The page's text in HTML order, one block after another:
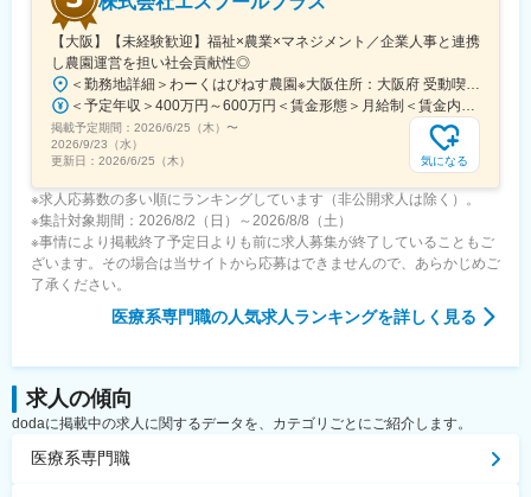
【大阪】【未経験歓迎】福祉×農業×マネジメント／企業人事と連携
し農園運営を担い社会貢献性◎
＜勤務地詳細＞わーくはぴねす農園※大阪住所：大阪府 受動喫煙対策：敷地内全面禁煙変更の範囲：会社の定める事業所
＜予定年収＞400万円～600万円＜賃金形態＞月給制＜賃金内訳＞月額（基本給）：280,000円～420,000円＜月給＞280,000円～420,000円＜昇給有無＞有＜残業手当＞有＜給与補足＞※予定年収はあくまでも目安の金額であり、選考を通じて上下する可能性があります。■昇給：年2回（8月・2月）■賞与：年2回（7月・12月）賃金はあくまでも目安の金額であり、選考を通じて上下する可能性があります。月給(月額)は固定手当を含めた表記です。
掲載予定期間： 2026/6/25（木） 〜
2026/9/23（水）
更新日： 2026/6/25（木） 気になる
※求人応募数の多い順にランキングしています（非公開求人は除く）。
※集計対象期間：2026/8/2（日）～2026/8/8（土）
※事情により掲載終了予定日よりも前に求人募集が終了していることもご
ざいます。その場合は当サイトから応募はできませんので、あらかじめご
了承ください。
医療系専門職の人気求人ランキングを詳しく見る
求人の傾向
dodaに掲載中の求人に関するデータを、カテゴリごとにご紹介します。
医療系専門職